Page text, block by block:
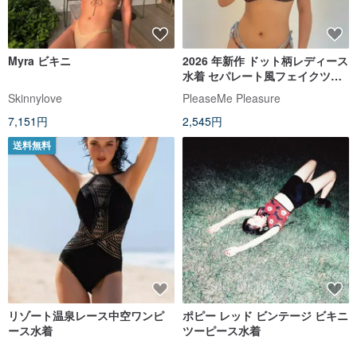
Myra ビキニ
Skinnylove
7,151円
2026 年新作 ドット柄レディース
水着 セパレート風フェイクツー
ピース ダブルストラップ セクシ
ーなプリントビキニ 欧米風 クー
ルで可愛い
PleaseMe Pleasure
2,545円
送料無料
リゾート温泉レース中空ワンピ
ース水着
ポピー レッド ビンテージ ビキニ
ツーピース水着